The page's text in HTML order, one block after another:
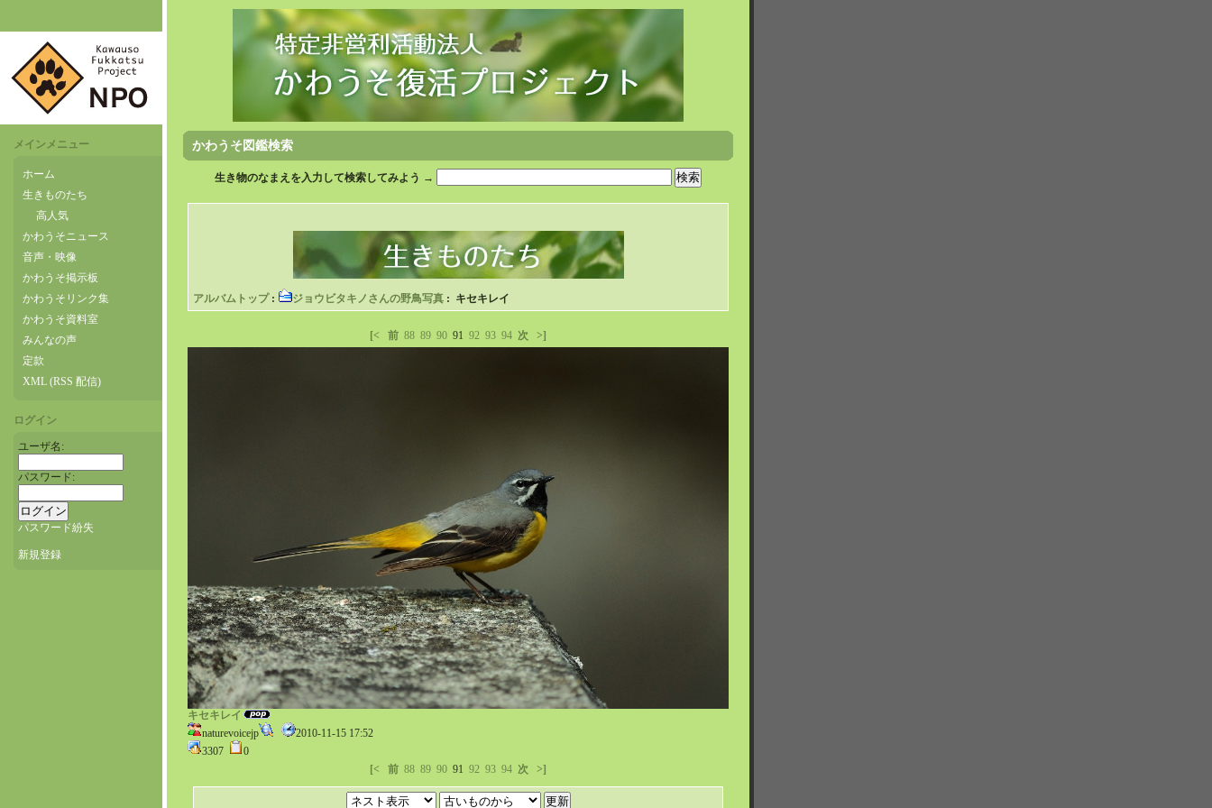
メインメニュー
ホーム
生きものたち
高人気
かわうそニュース
音声・映像
かわうそ掲示板
かわうそリンク集
かわうそ資料室
みんなの声
定款
XML (RSS 配信)
ログイン
ユーザ名:
パスワード:
パスワード紛失
新規登録
かわうそ図鑑検索
生き物のなまえを入力して検索してみよう →
アルバムトップ: ジョウビタキノさんの野鳥写真 : キセキレイ
[< 前 88 89 90 91 92 93 94 次 >]
キセキレイ
naturevoicejp
2010-11-15 17:52
3307
0
[<
前 88 89 90 91 92 93 94 次 >]